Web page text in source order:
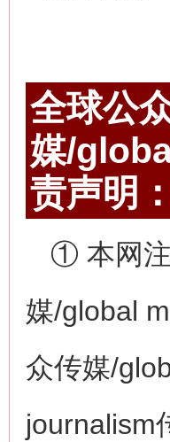
全球公
媒/
责声明：
① 本网
媒/global
众传媒/
journalism